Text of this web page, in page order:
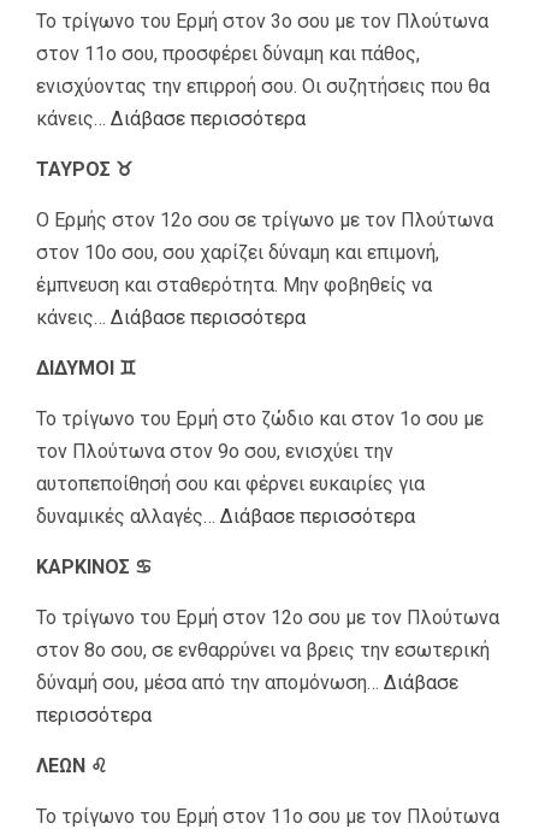
Το τρίγωνο του Ερμή στον 3ο σου με τον Πλούτωνα
στον 11ο σου, προσφέρει δύναμη και πάθος,
ενισχύοντας την επιρροή σου. Οι συζητήσεις που θα
κάνεις… Διάβασε περισσότερα
ΤΑΥΡΟΣ ♉
Ο Ερμής στον 12ο σου σε τρίγωνο με τον Πλούτωνα
στον 10ο σου, σου χαρίζει δύναμη και επιμονή,
έμπνευση και σταθερότητα. Μην φοβηθείς να
κάνεις… Διάβασε περισσότερα
ΔΙΔΥΜΟΙ ♊
Το τρίγωνο του Ερμή στο ζώδιο και στον 1ο σου με
τον Πλούτωνα στον 9ο σου, ενισχύει την
αυτοπεποίθησή σου και φέρνει ευκαιρίες για
δυναμικές αλλαγές… Διάβασε περισσότερα
ΚΑΡΚΙΝΟΣ ♋
Το τρίγωνο του Ερμή στον 12ο σου με τον Πλούτωνα
στον 8ο σου, σε ενθαρρύνει να βρεις την εσωτερική
δύναμή σου, μέσα από την απομόνωση… Διάβασε
περισσότερα
ΛΕΩΝ ♌
Το τρίγωνο του Ερμή στον 11ο σου με τον Πλούτωνα